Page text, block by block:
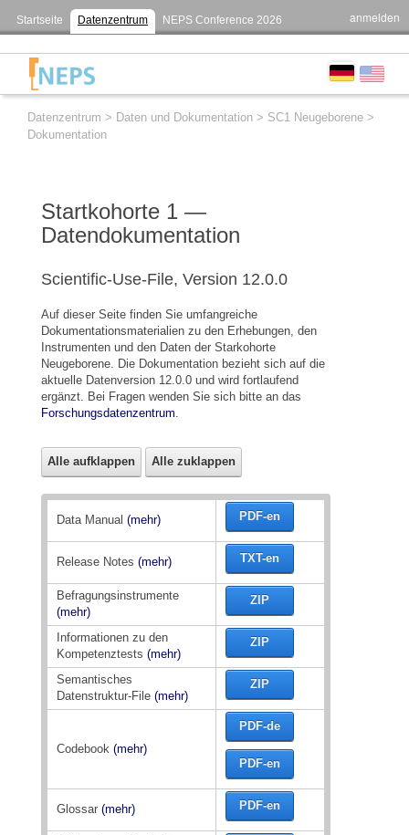
Startseite Datenzentrum NEPS Conference 2026 anmelden
Datenzentrum > Daten und Dokumentation > SC1 Neugeborene >
Dokumentation
Startkohorte 1 —
Datendokumentation
Scientific-Use-File, Version 12.0.0
Auf dieser Seite finden Sie umfangreiche
Dokumentationsmaterialien zu den Erhebungen, den
Instrumenten und den Daten der Starkohorte
Neugeborene. Die Dokumentation bezieht sich auf die
aktuelle Datenversion 12.0.0 und wird fortlaufend
ergänzt. Bei Fragen wenden Sie sich bitte an das
Forschungsdatenzentrum.
Alle aufklappen Alle zuklappen
Data Manual (mehr) PDF-en
Release Notes (mehr) TXT-en
Befragungsinstrumente
(mehr)
ZIP
Informationen zu den
Kompetenztests (mehr)
ZIP
Semantisches
Datenstruktur-File (mehr)
ZIP
Codebook (mehr)
PDF-de
PDF-en
Glossar (mehr) PDF-en